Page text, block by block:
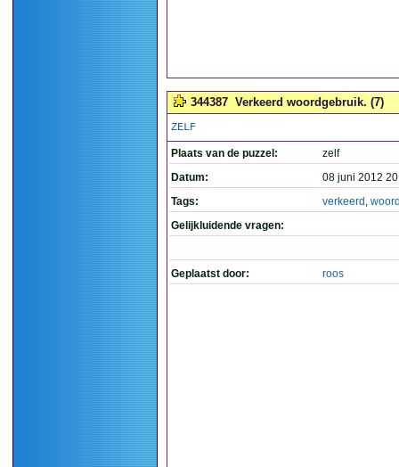
344387 Verkeerd woordgebruik. (7)
ZELF
Plaats van de puzzel:
zelf
Datum:
08 juni 2012
Tags:
verkeerd ,
Gelijkluidende vragen:
Geplaatst door: roos